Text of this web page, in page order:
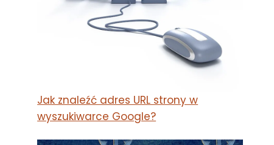
Jak znaleźć adres URL strony w
wyszukiwarce Google?